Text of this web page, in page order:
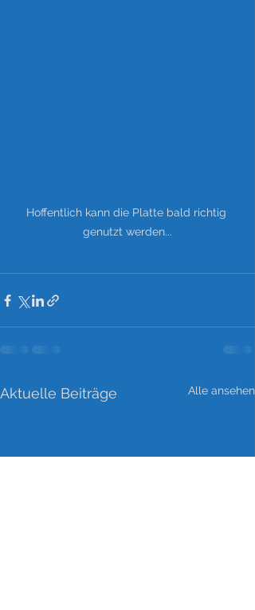
Hoffentlich kann die Platte bald richtig
genutzt werden...
Aktuelle Beiträge Alle ansehen